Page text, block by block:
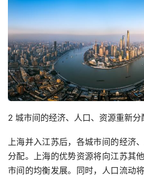
2 城市间的经济、人口、资源重新分
上海并入江苏后，各城市间的经济
分配。上海的优势资源将向江苏其
市间的均衡发展。同时，人口流动